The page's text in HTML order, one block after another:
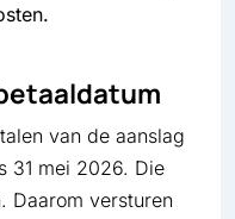
van de aanslag
31 mei 2026. Die
Daarom versturen